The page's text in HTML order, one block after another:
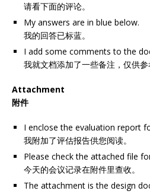
请看下面的评论。
My answers are in blue below.
我的回答已标蓝。
I add some comments to the
我就文档添加了一些备注，仅供参
Attachment
附件
I enclose the evaluation report
我附加了评估报告供您阅读。
Please check the attached file
今天的会议记录在附件里查收。
The attachment is the design